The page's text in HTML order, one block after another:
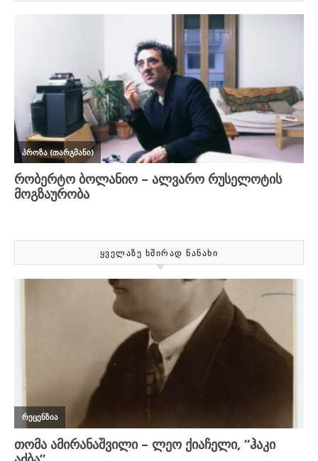
ᲧᲕᲔᲚᲐᲖᲔ ᲮᲨᲘᲠᲐᲓ ᲜᲐᲜᲐᲮᲘ